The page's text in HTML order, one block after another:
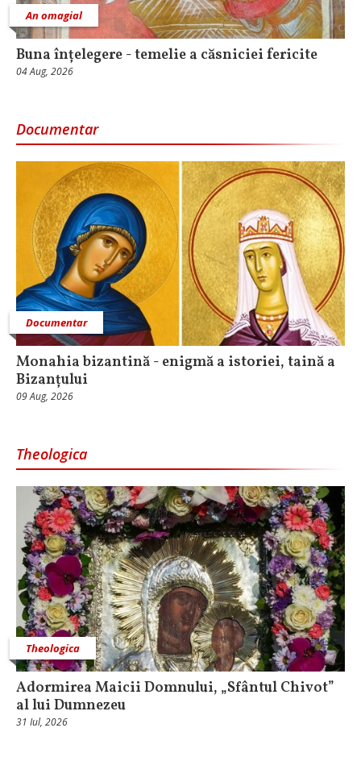
An omagial
Buna înțelegere - temelie a căsniciei fericite
04 Aug, 2026
Documentar
Documentar
Monahia bizantină - enigmă a istoriei, taină a
Bizanțului
09 Aug, 2026
Theologica
Theologica
Adormirea Maicii Domnului, „Sfântul Chivot”
al lui Dumnezeu
31 Iul, 2026